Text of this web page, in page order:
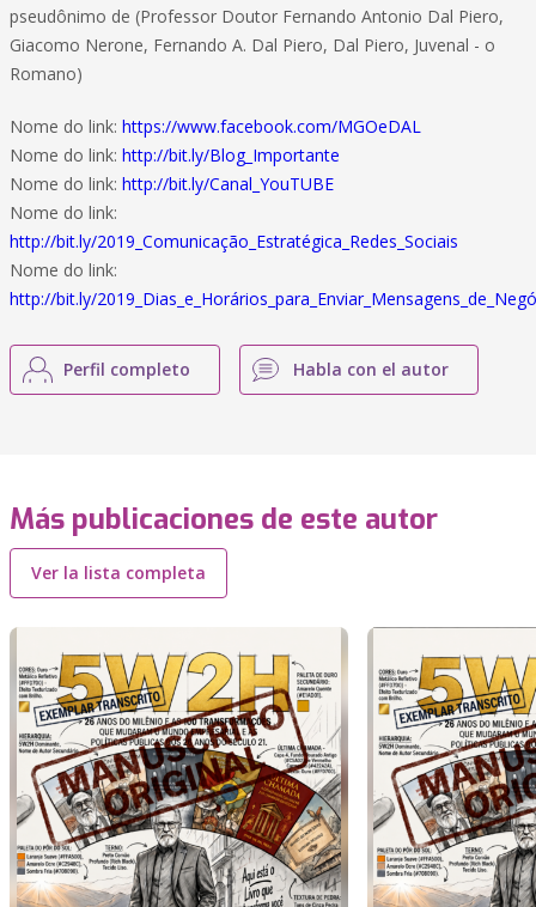
pseudônimo de (Professor Doutor Fernando Antonio Dal Piero,
Giacomo Nerone, Fernando A. Dal Piero, Dal Piero, Juvenal - o
Romano)
Nome do link: https://www.facebook.com/MGOeDAL
Nome do link: http://bit.ly/Blog_Importante
Nome do link: http://bit.ly/Canal_YouTUBE
Nome do link:
http://bit.ly/2019_Comunicação_Estratégica_Redes_Sociais
Nome do link:
http://bit.ly/
Perfil completo Habla con el autor
Más publicaciones de este autor
Ver la lista completa